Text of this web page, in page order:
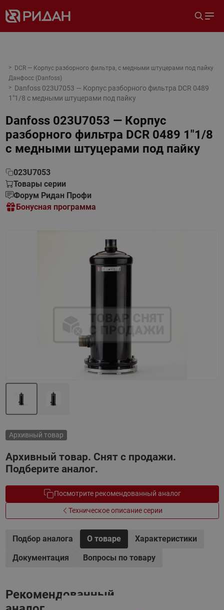
DCR — Корпус разборного фильтра, с медными штуцерами под пайку
Данфосс (Danfoss)
Danfoss 023U7053 — Корпус разборного фильтра DCR 0489
1"1/8 с медными штуцерами под пайку
Danfoss 023U7053 — Корпус
разборного фильтра DCR 0489 1"1/8
с медными штуцерами под пайку
023U7053
Товары серии
Форум Ридан Профи
Бонусная программа
Архивный товар
Архивный товар. Снят с продажи.
Подберите аналог.
Посмотрите рекомендованный аналог
Техническое описание серии
Подбор аналога О товаре
Характеристики
Документация
Вопросы по товару
Рекомендованный